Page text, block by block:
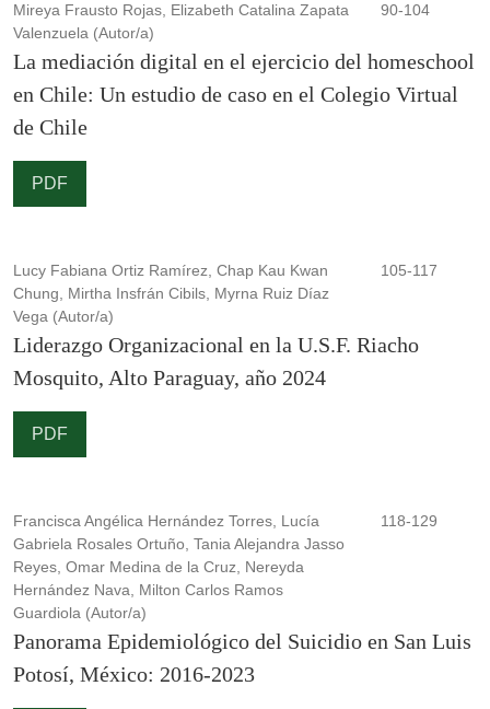
Mireya Frausto Rojas, Elizabeth Catalina Zapata
Valenzuela (Autor/a)
90-104
La mediación digital en el ejercicio del homeschool
en Chile: Un estudio de caso en el Colegio Virtual
de Chile
PDF
Lucy Fabiana Ortiz Ramírez, Chap Kau Kwan
Chung, Mirtha Insfrán Cibils, Myrna Ruiz Díaz
Vega (Autor/a)
105-117
Liderazgo Organizacional en la U.S.F. Riacho
Mosquito, Alto Paraguay, año 2024
PDF
Francisca Angélica Hernández Torres, Lucía
Gabriela Rosales Ortuño, Tania Alejandra Jasso
Reyes, Omar Medina de la Cruz, Nereyda
Hernández Nava, Milton Carlos Ramos
Guardiola (Autor/a)
118-129
Panorama Epidemiológico del Suicidio en San Luis
Potosí, México: 2016-2023